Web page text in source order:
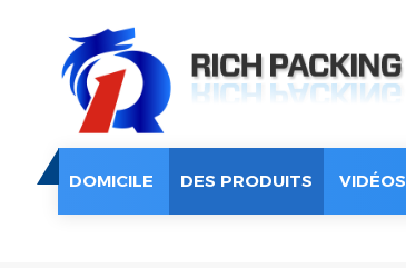
DOMICILE DES PRODUITS VIDÉOS